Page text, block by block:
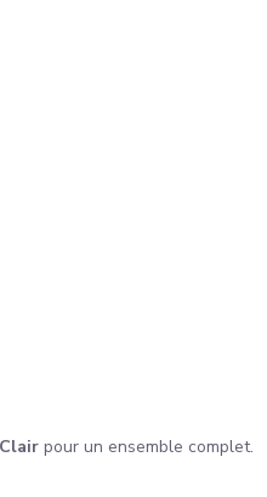
pour un ensemble complet.